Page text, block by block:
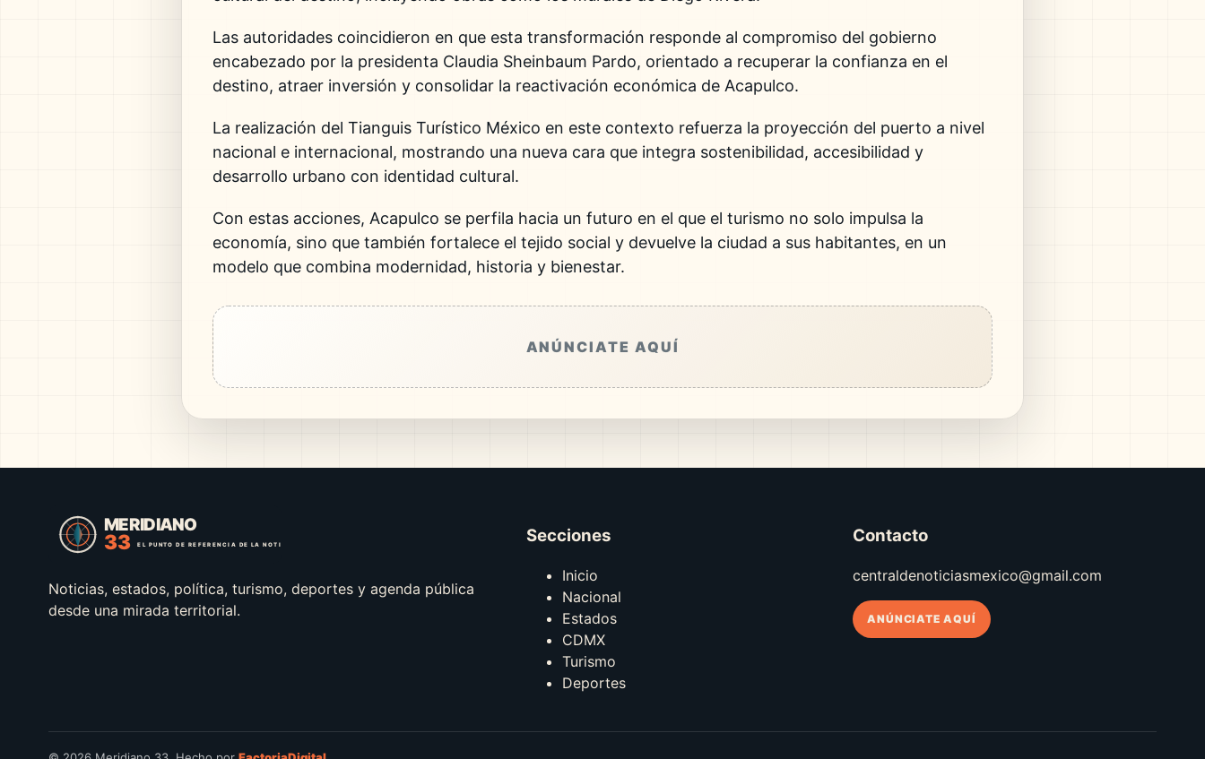
Las autoridades coincidieron en que esta transformación responde al compromiso del gobierno
encabezado por la presidenta Claudia Sheinbaum Pardo, orientado a recuperar la confianza en el
destino, atraer inversión y consolidar la reactivación económica de Acapulco.
La realización del Tianguis Turístico México en este contexto refuerza la proyección del puerto a nivel
nacional e internacional, mostrando una nueva cara que integra sostenibilidad, accesibilidad y
desarrollo urbano con identidad cultural.
Con estas acciones, Acapulco se perfila hacia un futuro en el que el turismo no solo impulsa la
economía, sino que también fortalece el tejido social y devuelve la ciudad a sus habitantes, en un
modelo que combina modernidad, historia y bienestar.
ANÚNCIATE AQUÍ
Noticias, estados, política, turismo, deportes y agenda pública
desde una mirada territorial.
Secciones
Inicio
Nacional
Estados
CDMX
Turismo
Deportes
Contacto
centraldenoticiasmexico@gmail.com
ANÚNCIATE AQUÍ